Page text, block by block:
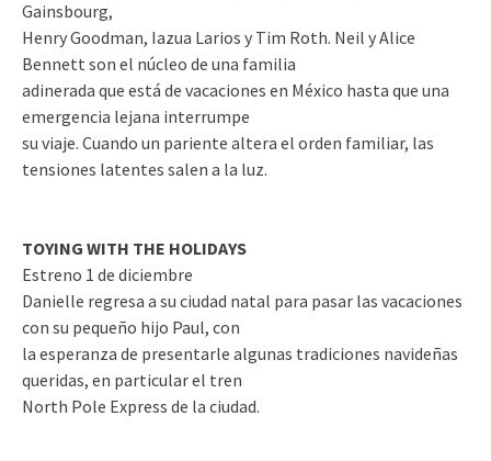
Gainsbourg,
Henry Goodman, Iazua Larios y Tim Roth. Neil y Alice
Bennett son el núcleo de una familia
adinerada que está de vacaciones en México hasta que una
emergencia lejana interrumpe
su viaje. Cuando un pariente altera el orden familiar, las
tensiones latentes salen a la luz.
TOYING WITH THE HOLIDAYS
Estreno 1 de diciembre
Danielle regresa a su ciudad natal para pasar las vacaciones
con su pequeño hijo Paul, con
la esperanza de presentarle algunas tradiciones navideñas
queridas, en particular el tren
North Pole Express de la ciudad.